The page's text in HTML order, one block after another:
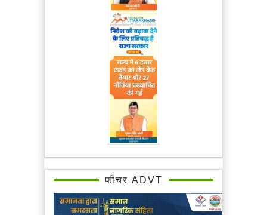
फीचर ADVT